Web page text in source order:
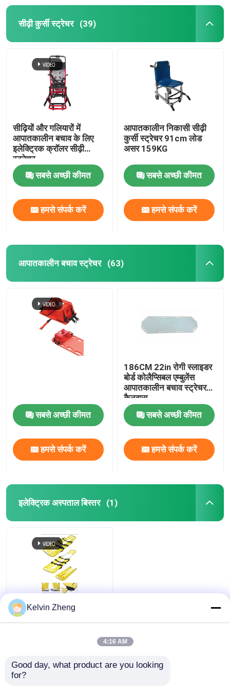
सीढ़ी कुर्सी स्ट्रेचर (39)
सीढ़ियों और गलियारों में
आपातकालीन बचाव के लिए
इलेक्ट्रिक क्रॉलर सीढ़ी
स्ट्रेचर
सबसे अच्छी कीमत
हमसे संपर्क करें
आपातकालीन निकासी सीढ़ी
कुर्सी स्ट्रेचर 91cm लोड
असर 159KG
सबसे अच्छी कीमत
हमसे संपर्क करें
आपातकालीन बचाव स्ट्रेचर (63)
सबसे अच्छी कीमत
हमसे संपर्क करें
186CM 22in रोगी स्लाइडर
बोर्ड कोलैप्सिबल एम्बुलेंस
आपातकालीन बचाव स्ट्रेचर
कैनवास
सबसे अच्छी कीमत
हमसे संपर्क करें
इलेक्ट्रिक अस्पताल बिस्तर (1)
अल्ट्रा लाइट वेट अच्छा झटका
अवशोषण प्लास्टिक फावड़ा
Kelvin Zheng
4:16 AM
Good day, what product are you looking
for?